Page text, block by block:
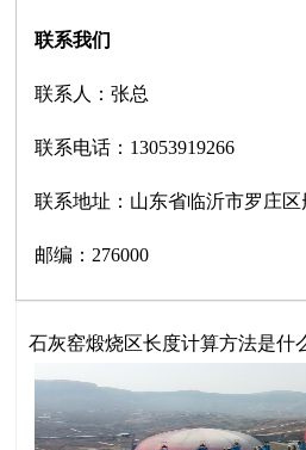
联系我们
联系人：张总
联系电话：13053919266
联系地址：山东省临沂市罗庄区
邮编：276000
石灰窑煅烧区长度计算方法是什